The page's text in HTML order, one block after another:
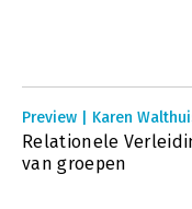
Preview | Karen
Relationele
van groepen